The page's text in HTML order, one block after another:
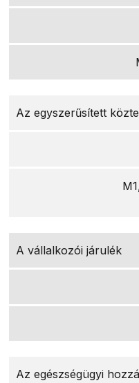
Az egyszerűsített
A vállalkozói járulék
Az egészségügyi